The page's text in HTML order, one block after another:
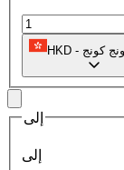
HKD - كونج
إلى
إلى